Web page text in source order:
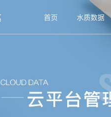
首页 水质数据